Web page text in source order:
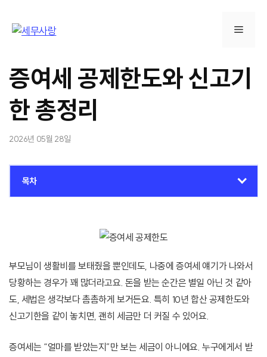
메
뉴
증여세 공제한도와 신고기
한 총정리
2026년 05월 28일
목차
부모님이 생활비를 보태줬을 뿐인데도, 나중에 증여세 얘기가 나와서
당황하는 경우가 꽤 많더라고요. 돈을 받는 순간은 별일 아닌 것 같아
도, 세법은 생각보다 촘촘하게 보거든요. 특히 10년 합산 공제한도와
신고기한을 같이 놓치면, 괜히 세금만 더 커질 수 있어요.
증여세는 “얼마를 받았는지”만 보는 세금이 아니에요. 누구에게서 받